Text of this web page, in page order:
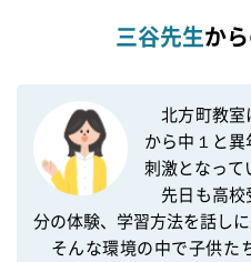
三谷先生か
北方町教室
から中１と
刺激となって
先日も高校
分の体験、学習方法を話しに
そんな環境の中で子供た